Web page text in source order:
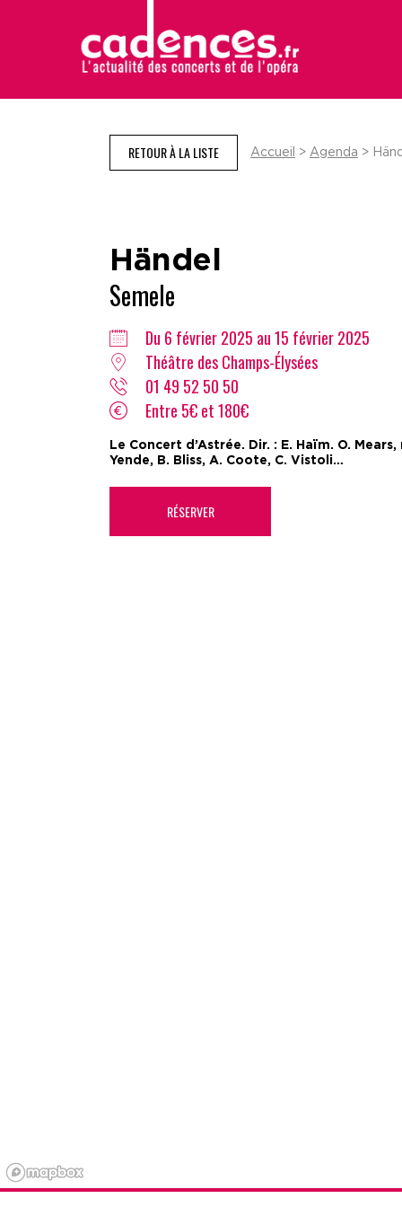
RETOUR À LA LISTE Accueil > Agenda >
Händel
Semele
Du 6 février 2025 au 15 février 2025
Théâtre des Champs-Élysées
01 49 52 50 50
Entre 5€ et 180€
Le Concert d’Astrée. Dir. : E. Haïm. O.
Yende, B. Bliss, A. Coote, C. Vistoli…
RÉSERVER